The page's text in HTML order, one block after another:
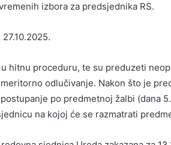
izbora za predsjednika RS.
hitnu proceduru, te su preduzeti
odlučivanje. Nakon što je
po predmetnoj žalbi (dana
na kojoj će se razmatrati